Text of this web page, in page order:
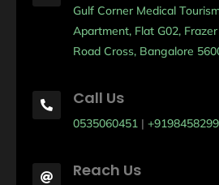
Gulf Corner Medical
Apartment, Flat G02,
Road Cross, Bangalore
 Call Us
0535060451 |
 Reach Us